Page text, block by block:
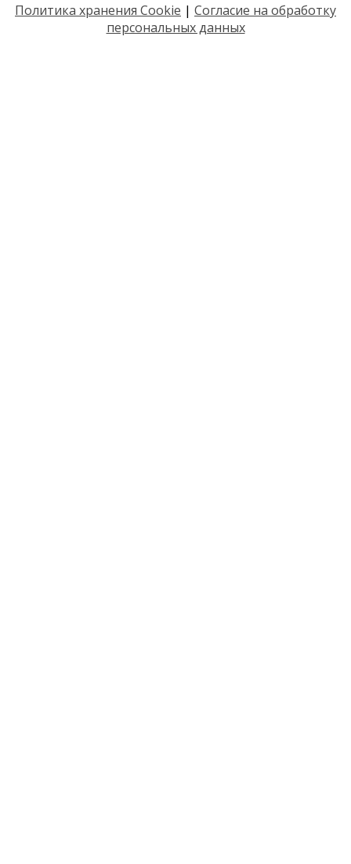
Политика хранения Cookie | Согласие на обработку
персональных данных